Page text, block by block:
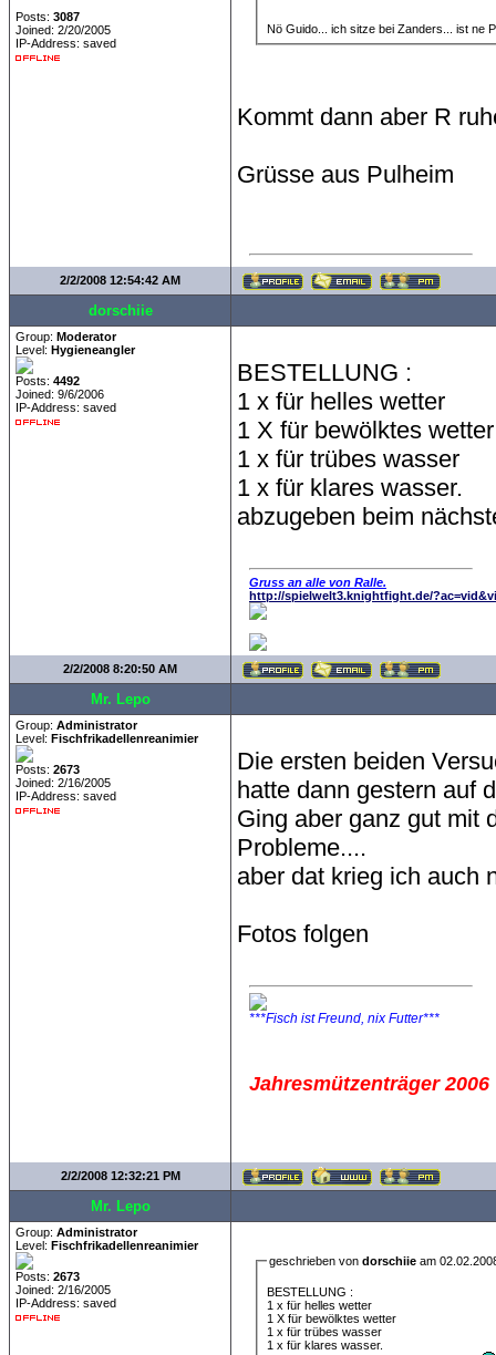
Posts: 3087
Joined: 2/20/2005
IP-Address: saved
Nö Guido... ich sitze bei Zanders... ist ne
Kommt dann aber R
Grüsse aus Pulheim
2/2/2008 12:54:42 AM
dorschiie
Group: Moderator
Level: Hygieneangler
Posts: 4492
Joined: 9/6/2006
IP-Address: saved
BESTELLUNG :
1 x für helles wetter
1 X für bewölktes wetter
1 x für trübes wasser
1 x für klares wasser.
abzugeben beim
Gruss an alle von Ralle.
http://spielwelt3.knightfight.de/
2/2/2008 8:20:50 AM
Mr. Lepo
Group: Administrator
Level: Fischfrikadellenreanimier
Posts: 2673
Joined: 2/16/2005
IP-Address: saved
Die ersten beiden
hatte dann gestern auf
Ging aber ganz gut mit
Probleme....
aber dat krieg ich auch
Fotos folgen
***Fisch ist Freund, nix Futter***
Jahresmützenträger 2006
2/2/2008 12:32:21 PM
Mr. Lepo
Group: Administrator
Level: Fischfrikadellenreanimier
Posts: 2673
Joined: 2/16/2005
IP-Address: saved
geschrieben vondorschiie am
BESTELLUNG :
1 x für helles wetter
1 X für bewölktes wetter
1 x für trübes wasser
1 x für klares wasser.